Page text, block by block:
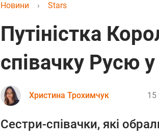
Новини › Stars
Путіністка
співачку Русю
Христина Трохимчук 15
Сестри-співачки, які